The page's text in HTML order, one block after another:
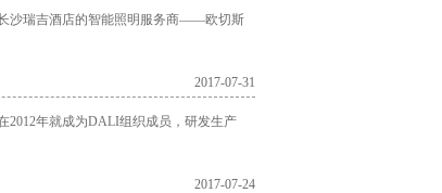
沙瑞吉酒店的智能照明服务商——欧切斯
2017-07-31
2012年就成为DALI组织成员，研发生产
2017-07-24